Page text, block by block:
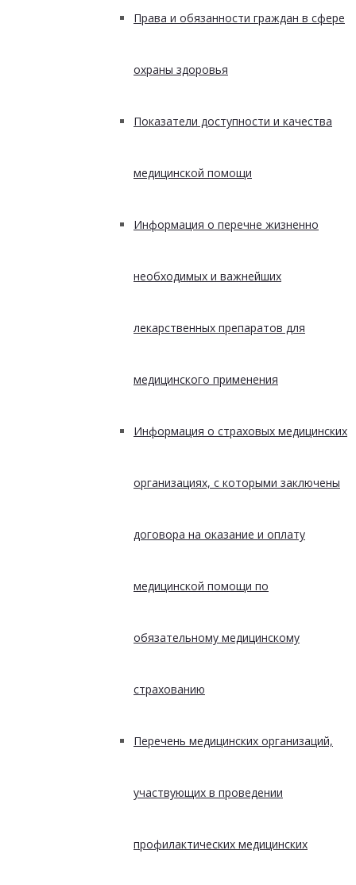
Права и обязанности граждан в сфере
охраны здоровья
Показатели доступности и качества
медицинской помощи
Информация о перечне жизненно
необходимых и важнейших
лекарственных препаратов для
медицинского применения
Информация о страховых медицинских
организациях, с которыми заключены
договора на оказание и оплату
медицинской помощи по
обязательному медицинскому
страхованию
Перечень медицинских организаций,
участвующих в проведении
профилактических медицинских